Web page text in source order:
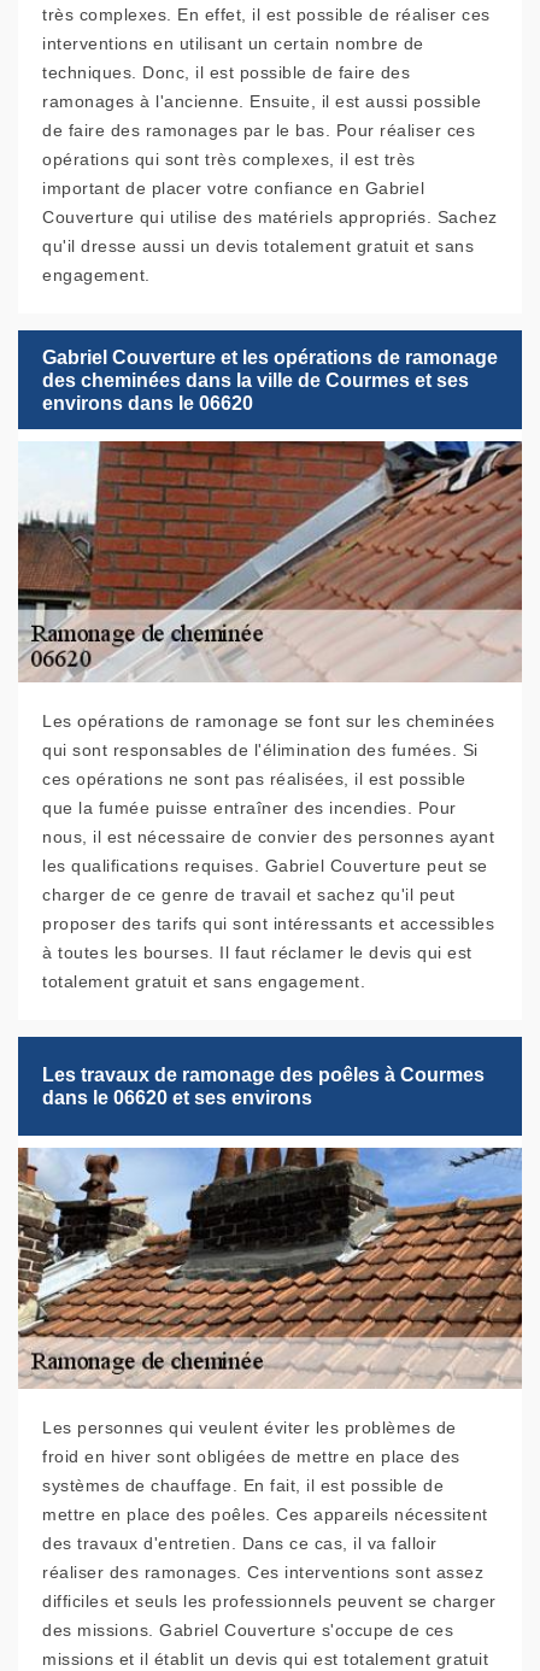
très complexes. En effet, il est possible de réaliser ces
interventions en utilisant un certain nombre de
techniques. Donc, il est possible de faire des
ramonages à l'ancienne. Ensuite, il est aussi possible
de faire des ramonages par le bas. Pour réaliser ces
opérations qui sont très complexes, il est très
important de placer votre confiance en Gabriel
Couverture qui utilise des matériels appropriés. Sachez
qu'il dresse aussi un devis totalement gratuit et sans
engagement.
Gabriel Couverture et les opérations de ramonage
des cheminées dans la ville de Courmes et ses
environs dans le 06620
Les opérations de ramonage se font sur les cheminées
qui sont responsables de l'élimination des fumées. Si
ces opérations ne sont pas réalisées, il est possible
que la fumée puisse entraîner des incendies. Pour
nous, il est nécessaire de convier des personnes ayant
les qualifications requises. Gabriel Couverture peut se
charger de ce genre de travail et sachez qu'il peut
proposer des tarifs qui sont intéressants et accessibles
à toutes les bourses. Il faut réclamer le devis qui est
totalement gratuit et sans engagement.
Les travaux de ramonage des poêles à Courmes
dans le 06620 et ses environs
Les personnes qui veulent éviter les problèmes de
froid en hiver sont obligées de mettre en place des
systèmes de chauffage. En fait, il est possible de
mettre en place des poêles. Ces appareils nécessitent
des travaux d'entretien. Dans ce cas, il va falloir
réaliser des ramonages. Ces interventions sont assez
difficiles et seuls les professionnels peuvent se charger
des missions. Gabriel Couverture s'occupe de ces
missions et il établit un devis qui est totalement gratuit